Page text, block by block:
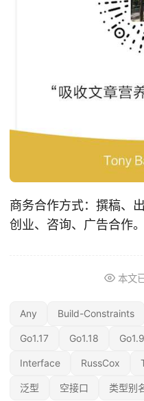
商务合作方式：撰稿、
创业、咨询、广告合作。
本文
Any Build-Constraints
Go1.17 Go1.18 Go1.9
Interface RussCox
泛型 空接口 类型别